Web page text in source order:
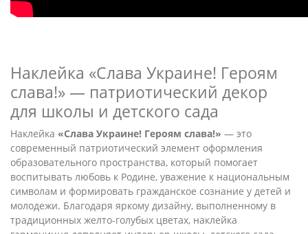
Наклейка «Слава Украине! Героям
слава!» — патриотический декор
для школы и детского сада
Наклейка «Слава Украине! Героям слава!» — это
современный патриотический элемент оформления
образовательного пространства, который помогает
воспитывать любовь к Родине, уважение к национальным
символам и формировать гражданское сознание у детей и
молодежи. Благодаря яркому дизайну, выполненному в
традиционных желто-голубых цветах, наклейка